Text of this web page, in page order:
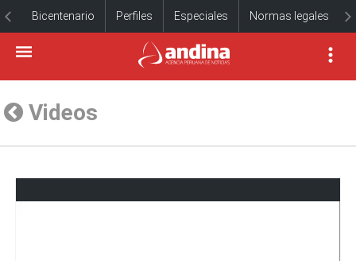
Bicentenario Perfiles Especiales Normas legales
Videos